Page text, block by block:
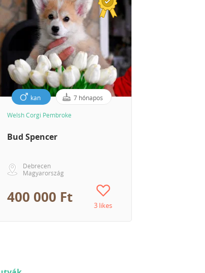
kan 7 hónapos
Welsh Corgi Pembroke
Bud Spencer
Debrecen
Magyarország
400 000 Ft 3 likes